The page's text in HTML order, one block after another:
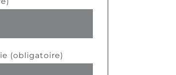
(obligatoire)